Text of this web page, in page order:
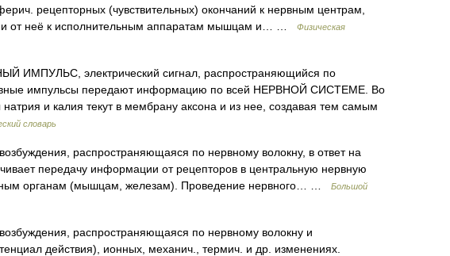
рецепторных (чувствительных) окончаний к нервным центрам,
и от неё к исполнительным аппаратам мышцам и… …
Физическая
ИМПУЛЬС, электрический сигнал, распространяющийся по
импульсы передают информацию по всей НЕРВНОЙ СИСТЕМЕ. Во
и калия текут в мембрану аксона и из нее, создавая тем самым
словарь
распространяющаяся по нервному волокну, в ответ на
передачу информации от рецепторов в центральную нервную
органам (мышцам, железам). Проведение нервного… …
Большой
распространяющаяся по нервному волокну и
действия), ионных, механич., термич. и др. изменениях.